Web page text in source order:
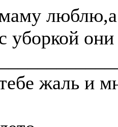
люблю,а
уборкой
жаль и